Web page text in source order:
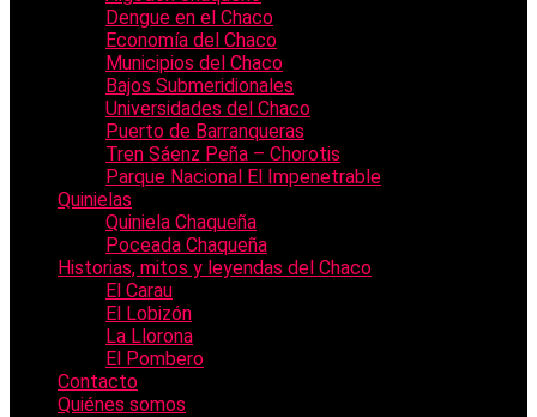
Dengue en el Chaco
Economía del Chaco
Municipios del Chaco
Bajos Submeridionales
Universidades del Chaco
Puerto de Barranqueras
Tren Sáenz Peña – Chorotis
Parque Nacional El Impenetrable
Quinielas
Quiniela Chaqueña
Poceada Chaqueña
Historias, mitos y leyendas del Chaco
El Carau
El Lobizón
La Llorona
El Pombero
Contacto
Quiénes somos